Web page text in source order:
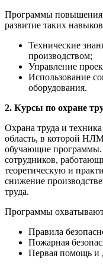
Программы повышения
развитие таких
Технические
производством;
Управление
Использование
оборудования.
2. Курсы по охране
Охрана труда и
область, в которой
обучающие программы.
сотрудников,
теоретическую и
снижение
труда.
Программы
Правила
Пожарная
Первая помощь и